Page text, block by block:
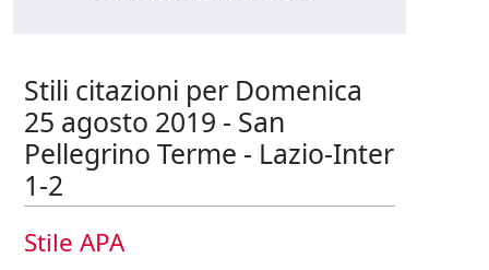
Stili citazioni per Domenica
25 agosto 2019 - San
Pellegrino Terme - Lazio-Inter
1-2
Stile APA